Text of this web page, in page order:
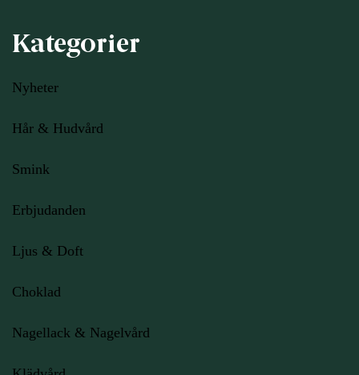
Kategorier
Nyheter
Hår & Hudvård
Smink
Erbjudanden
Ljus & Doft
Choklad
Nagellack & Nagelvård